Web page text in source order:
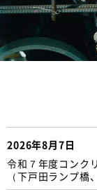
2026年8月7日
令和７年度コンク
（下戸田ランプ橋